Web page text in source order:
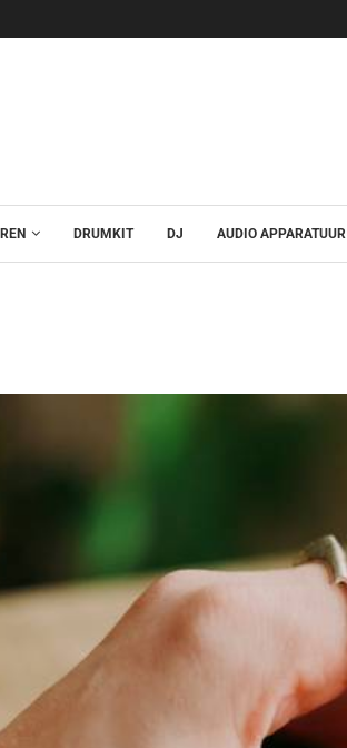
DRUMKIT DJ AUDIO APPARATUUR